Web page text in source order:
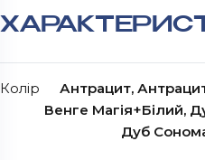
Колір
Антрацит,
Венге Магія+Білий,
Дуб